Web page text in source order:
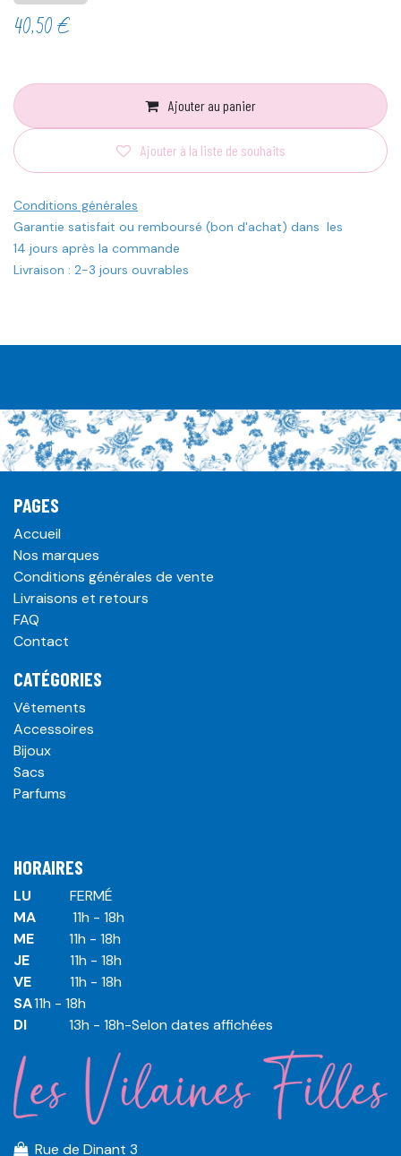
40,50€
Ajouter au panier
Ajouter à la liste de souhaits
Conditions générales
Garantie satisfait ou remboursé (bon d'achat) dans les
14 jours après la commande
Livraison : 2-3 jours ouvrables
PAGES
Accueil
Nos marques
Conditions générales de vente
Livraisons et retours
FAQ
Contact
CATÉGORIES
Vêtements
Accessoires
Bijoux
Sacs
Parfums
HORAIRES
LU
​ ​FERMÉ
MA
​11h - 18h
ME
​11h - 18h
JE
​​11h - 18h
VE
​​​11h - 18h
SA​​​11h - 18h
DI
​​​ 13h - 18h-Selon dates affichées
Rue de Dinant 3